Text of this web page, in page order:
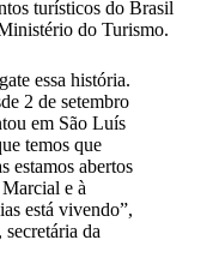
turísticos do Brasil
do Turismo.
essa história.
2 de setembro
em São Luís
temos que
estamos abertos
e à
está vivendo”,
da